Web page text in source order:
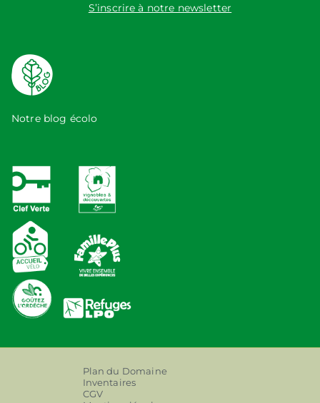
S’inscrire à notre newsletter
Notre blog écolo
Plan du Domaine
Inventaires
CGV